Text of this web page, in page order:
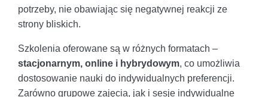
potrzeby, nie obawiając się negatywnej reakcji ze
strony bliskich.
Szkolenia oferowane są w różnych formatach –
stacjonarnym, online i hybrydowym, co umożliwia
dostosowanie nauki do indywidualnych preferencji.
Zarówno grupowe zajęcia, jak i sesje indywidualne